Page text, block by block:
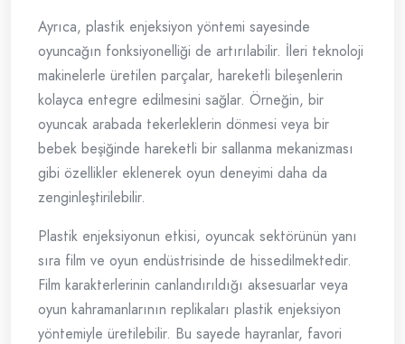
Ayrıca, plastik enjeksiyon yöntemi sayesinde
oyuncağın fonksiyonelliği de artırılabilir. İleri teknoloji
makinelerle üretilen parçalar, hareketli bileşenlerin
kolayca entegre edilmesini sağlar. Örneğin, bir
oyuncak arabada tekerleklerin dönmesi veya bir
bebek beşiğinde hareketli bir sallanma mekanizması
gibi özellikler eklenerek oyun deneyimi daha da
zenginleştirilebilir.
Plastik enjeksiyonun etkisi, oyuncak sektörünün yanı
sıra film ve oyun endüstrisinde de hissedilmektedir.
Film karakterlerinin canlandırıldığı aksesuarlar veya
oyun kahramanlarının replikaları plastik enjeksiyon
yöntemiyle üretilebilir. Bu sayede hayranlar, favori